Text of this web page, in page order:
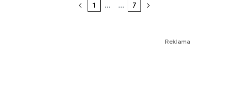
1 ... ... 7
Reklama